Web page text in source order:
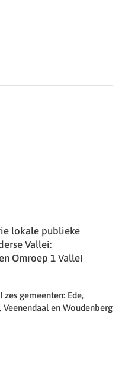
lokale publieke
Vallei:
Omroep 1 Vallei
zes gemeenten: Ede,
Veenendaal en Woudenberg